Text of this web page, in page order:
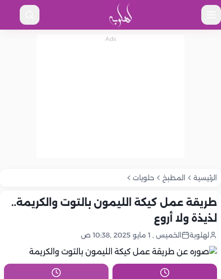
الرئيسية المطبخ حلويات
طريقة عمل كيكة الليمون بالتوت والكريمة..
لذيذة ولا أروع
لهلوبة الخميس , 1 مايو 2025 ,10:38 ص